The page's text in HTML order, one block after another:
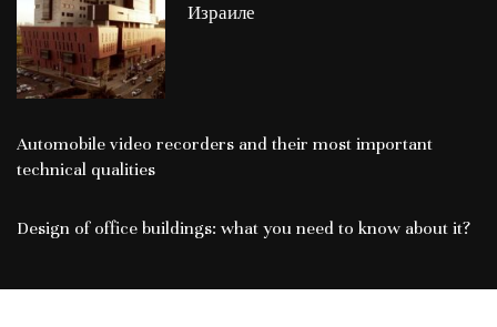
Израиле
Automobile video recorders and their most important
technical qualities
Design of office buildings: what you need to know about it?